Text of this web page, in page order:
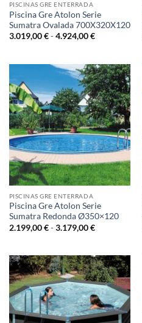
PISCINAS GRE ENTERRADA
Piscina Gre Atolon Serie
Sumatra Ovalada 700X320X120
3.019,00€ - 4.924,00€Rango
3.019,00 €
hasta
4.924,00 €
PISCINAS GRE ENTERRADA
Piscina Gre Atolon Serie
Sumatra Redonda Ø350×120
2.199,00€ - 3.179,00€Rango
2.199,00 €
hasta
3.179,00 €